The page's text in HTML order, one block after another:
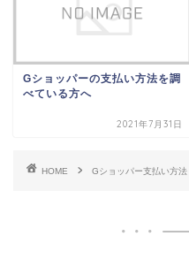
Gショッパーの支払い方法を調
べている方へ
2021年7月31日
HOME Gショッパー支払い方法